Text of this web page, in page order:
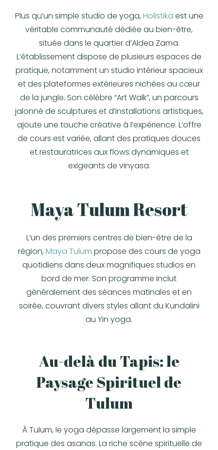
Plus qu’un simple studio de yoga, Holistika est une
véritable communauté dédiée au bien-être,
située dans le quartier d’Aldea Zama.
L’établissement dispose de plusieurs espaces de
pratique, notamment un studio intérieur spacieux
et des plateformes extérieures nichées au cœur
de la jungle. Son célèbre “Art Walk”, un parcours
jalonné de sculptures et d’installations artistiques,
ajoute une touche créative à l’expérience. L’offre
de cours est variée, allant des pratiques douces
et restauratrices auxflows dynamiques et
exigeants de vinyasa.
Maya Tulum Resort
L’un des premiers centres de bien-être de la
région, Maya Tulum propose des cours de yoga
quotidiens dans deux magnifiques studios en
bord de mer. Son programme inclut
généralement des séances matinales et en
soirée, couvrant divers styles allant du Kundalini
au Yin yoga.
Au-delà du Tapis: le
Paysage Spirituel de
Tulum
À Tulum, le yoga dépasse largement la simple
pratique des asanas. La riche scène spirituelle de